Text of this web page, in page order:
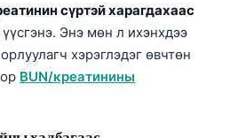
сүртэй харагдахаас
Энэ мөн л ихэнхдээ
хэрэглэдэг өвчтөн
BUN/креатинины